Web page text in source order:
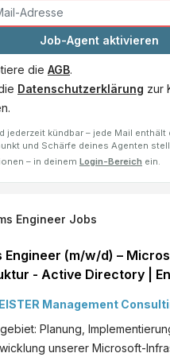
Job-Agent aktivieren
die AGB.
Datenschutzerklärung zur
jederzeit kündbar – jede Mail enthält
und Schärfe deines Agenten
– in deinem Login-Bereich ein.
Engineer Jobs
Engineer (m/w/d) –
- Active Directory |
IT-Landschaft |
Team Linz Vollzeit€ +
Management
Planung,
unserer Microsoft-